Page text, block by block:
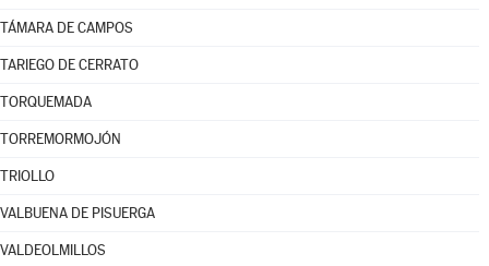
TÁMARA DE CAMPOS
TARIEGO DE CERRATO
TORQUEMADA
TORREMORMOJÓN
TRIOLLO
VALBUENA DE PISUERGA
VALDEOLMILLOS